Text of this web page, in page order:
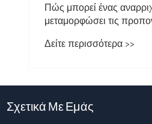
Πώς μπορεί ένας
μεταμορφώσει τις
Δείτε περισσότερα >>
Σχετικά Με Εμάς